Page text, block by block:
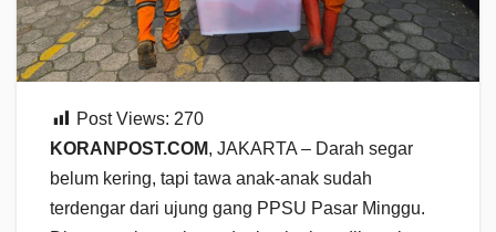
Post Views: 270
KORANPOST.COM, JAKARTA – Darah segar
belum kering, tapi tawa anak-anak sudah
terdengar dari ujung gang PPSU Pasar Minggu.